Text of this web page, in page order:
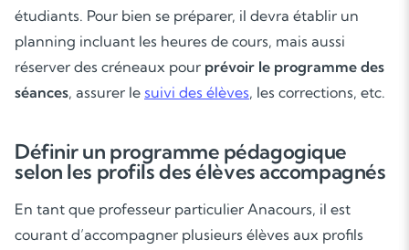
étudiants. Pour bien se préparer, il devra établir un
planning incluant les heures de cours, mais aussi
réserver des créneaux pour prévoir le programme des
séances, assurer le suivi des élèves, les corrections, etc.
Définir un programme pédagogique
selon les profils des élèves accompagnés
En tant que professeur particulier Anacours, il est
courant d’accompagner plusieurs élèves aux profils